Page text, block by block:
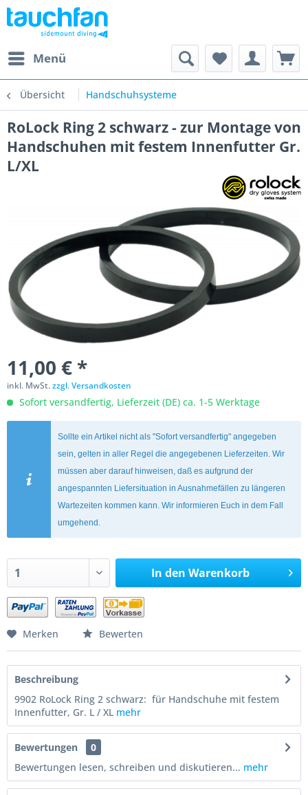
Menü
Übersicht Handschuhsysteme
RoLock Ring 2 schwarz - zur Montage von
Handschuhen mit festem Innenfutter Gr.
L/XL
11,00 € *
inkl. MwSt.zzgl. Versandkosten
Sofort versandfertig, Lieferzeit (DE) ca. 1-5 Werktage
Sollte ein Artikel nicht als "Sofort versandfertig" angegeben
sein, gelten in aller Regel die angegebenen Lieferzeiten. Wir
müssen aber darauf hinweisen, daß es aufgrund der
angespannten Liefersituation in Ausnahmefällen zu längeren
Wartezeiten kommen kann. Wir informieren Euch in dem Fall
umgehend.
In den Warenkorb
Merken Bewerten
Beschreibung
9902 RoLock Ring 2 schwarz: für Handschuhe mit festem
Innenfutter, Gr. L / XL mehr
Bewertungen
0
Bewertungen lesen, schreiben und diskutieren... mehr